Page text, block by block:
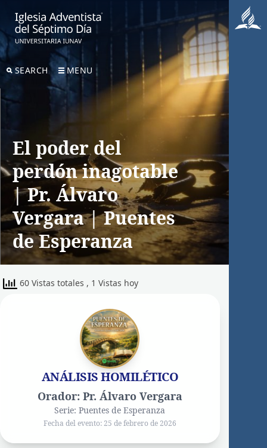
SEARCH MENU
El poder del
perdón inagotable
| Pr. Álvaro
Vergara | Puentes
de Esperanza
60 Vistas totales , 1 Vistas hoy
ANÁLISIS HOMILÉTICO
Orador: Pr. Álvaro Vergara
Serie: Puentes de Esperanza
Fecha del evento: 25 de febrero de 2026